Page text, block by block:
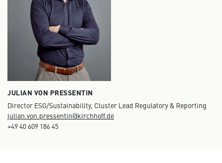
JULIAN VON PRESSENTIN
Director ESG/Sustainability, Cluster Lead Regulatory & Reporting
julian.von.pressentin@kirchhoff.de
+49 40 609 186 45